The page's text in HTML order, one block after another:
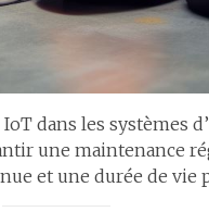
dans les systèmes
une maintenance
et une durée de vie